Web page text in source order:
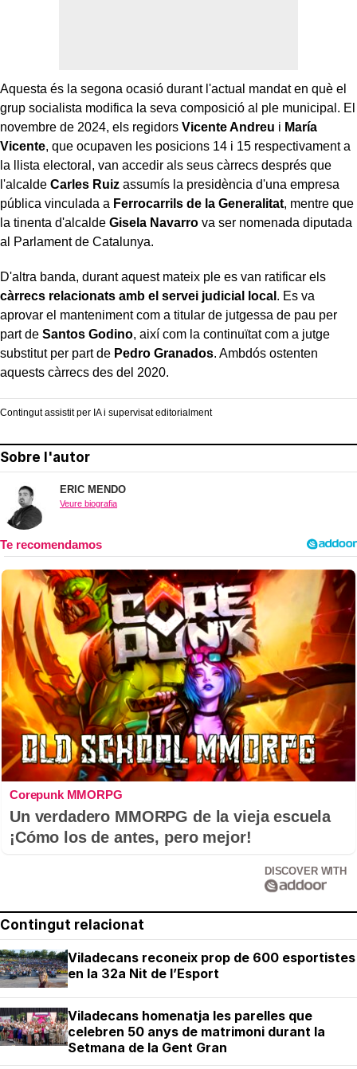
Aquesta és la segona ocasió durant l'actual mandat en què el
grup socialista modifica la seva composició al ple municipal. El
novembre de 2024, els regidors Vicente Andreu i María
Vicente, que ocupaven les posicions 14 i 15 respectivament a
la llista electoral, van accedir als seus càrrecs després que
l'alcalde Carles Ruiz assumís la presidència d'una empresa
pública vinculada a Ferrocarrils de la Generalitat, mentre que
la tinenta d'alcalde Gisela Navarro va ser nomenada diputada
al Parlament de Catalunya.
D'altra banda, durant aquest mateix ple es van ratificar els
càrrecs relacionats amb el servei judicial local . Es va
aprovar el manteniment com a titular de jutgessa de pau per
part de Santos Godino, així com la continuïtat com a jutge
substitut per part de Pedro Granados. Ambdós ostenten
aquests càrrecs des del 2020.
Contingut assistit per IA i supervisat editorialment
Sobre l'autor
ERIC MENDO
Veure biografia
Corepunk MMORPG
Un verdadero MMORPG de la vieja escuela
¡Cómo los de antes, pero mejor!
DISCOVER WITH
Contingut relacionat
Viladecans reconeix prop de 600 esportistes
en la 32a Nit de l’Esport
Viladecans homenatja les parelles que
celebren 50 anys de matrimoni durant la
Setmana de la Gent Gran